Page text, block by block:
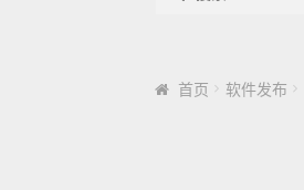
首页 软件发布